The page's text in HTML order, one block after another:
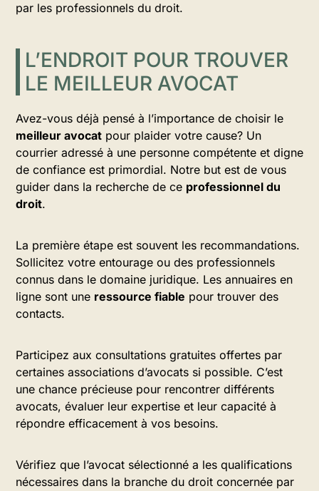
par les professionnels du droit.
L’ENDROIT POUR TROUVER
LE MEILLEUR AVOCAT
Avez-vous déjà pensé à l’importance de choisir le
meilleur avocat pour plaider votre cause? Un
courrier adressé à une personne compétente et digne
de confiance est primordial. Notre but est de vous
guider dans la recherche de ce professionnel du
droit.
La première étape est souvent les recommandations.
Sollicitez votre entourage ou des professionnels
connus dans le domaine juridique. Les annuaires en
ligne sont une ressource fiable pour trouver des
contacts.
Participez aux consultations gratuites offertes par
certaines associations d’avocats si possible. C’est
une chance précieuse pour rencontrer différents
avocats, évaluer leur expertise et leur capacité à
répondre efficacement à vos besoins.
Vérifiez que l’avocat sélectionné a les qualifications
nécessaires dans la branche du droit concernée par